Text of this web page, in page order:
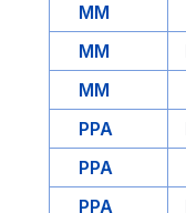
MM
MM
MM
PPA
PPA
PPA